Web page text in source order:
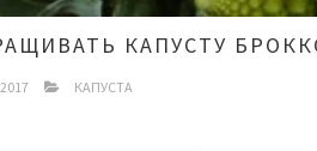
КАПУСТУ
КАПУСТА